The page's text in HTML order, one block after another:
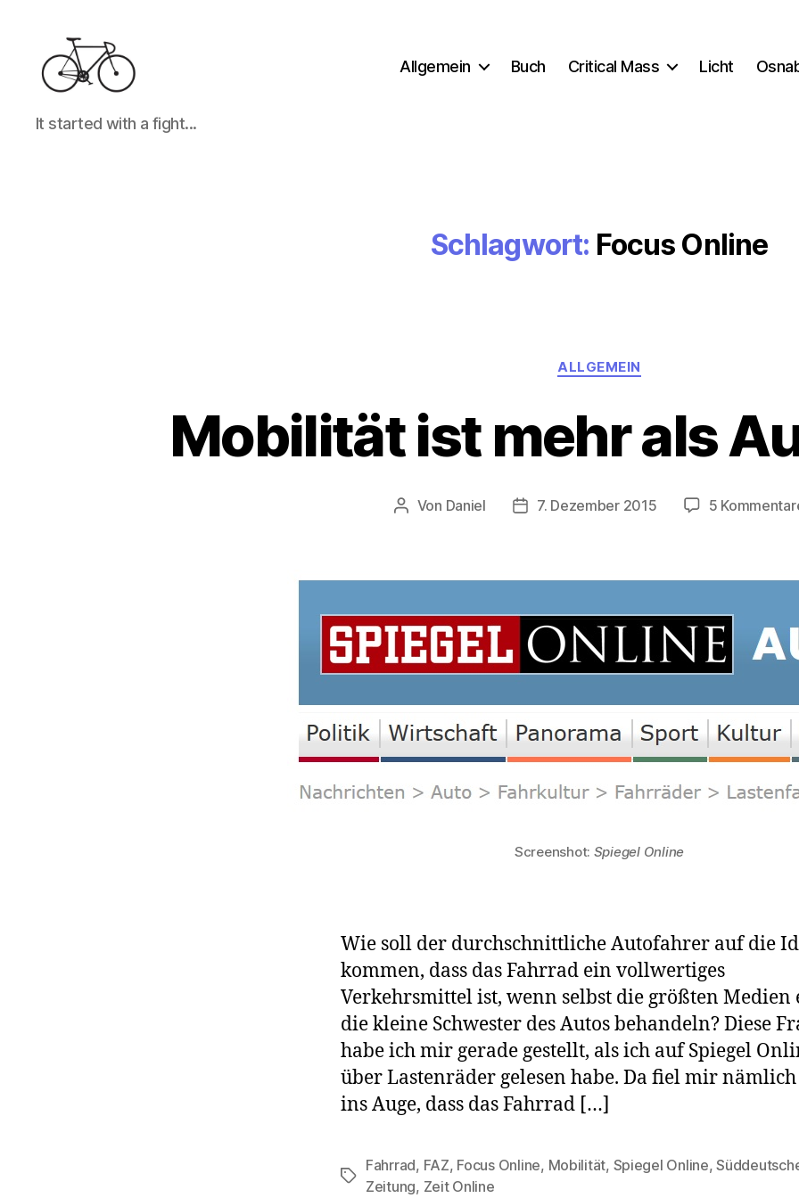
It
started
It started with a fight...
Allgemein Buch Critical Mass Licht
Schlagwort: Focus Online
Kategorien
ALLGEMEIN
Mobilität ist mehr als
Beitragsautor
Von Daniel Beitragsdatum
7. Dezember 2015 5
Screenshot: Spiegel Online
Wie soll der durchschnittliche Autofahrer auf die
kommen, dass das Fahrrad ein vollwertiges
Verkehrsmittel ist, wenn selbst die größten Medien
die kleine Schwester des Autos behandeln? Diese
habe ich mir gerade gestellt, als ich auf Spiegel
über Lastenräder gelesen habe. Da fiel mir
ins Auge, dass das Fahrrad […]
Schlagwörter
Fahrrad, FAZ, Focus Online, Mobilität, Spiegel Online,
Zeitung, Zeit Online